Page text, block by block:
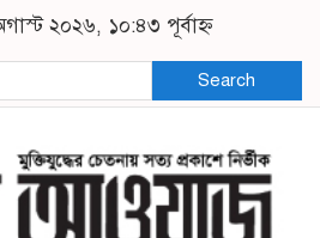
২০২৬, ১০:৪৩ পূর্বাহ্ন
Search